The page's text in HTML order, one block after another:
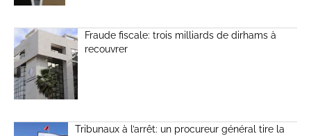
Fraude fiscale: trois milliards de dirhams à
recouvrer
Tribunaux à l’arrêt: un procureur général tire la